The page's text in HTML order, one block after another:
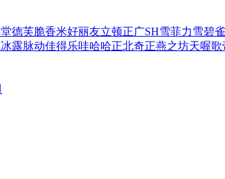
德芙脆香米好丽友立顿正广SH雪菲力雪碧
冰露脉动佳得乐哇哈哈正北奇正燕之坊天喔歌